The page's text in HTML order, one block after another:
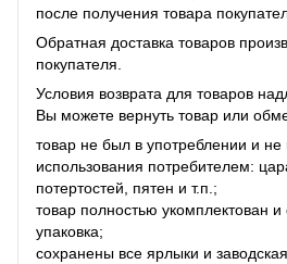
после получения товара
Обратная доставка товаров
покупателя.
Условия возврата для товаров
Вы можете вернуть товар или
товар не был в употреблении и не
использования потребителем:
потертостей, пятен и т.п.;
товар полностью укомплектован
упаковка;
сохранены все ярлыки и